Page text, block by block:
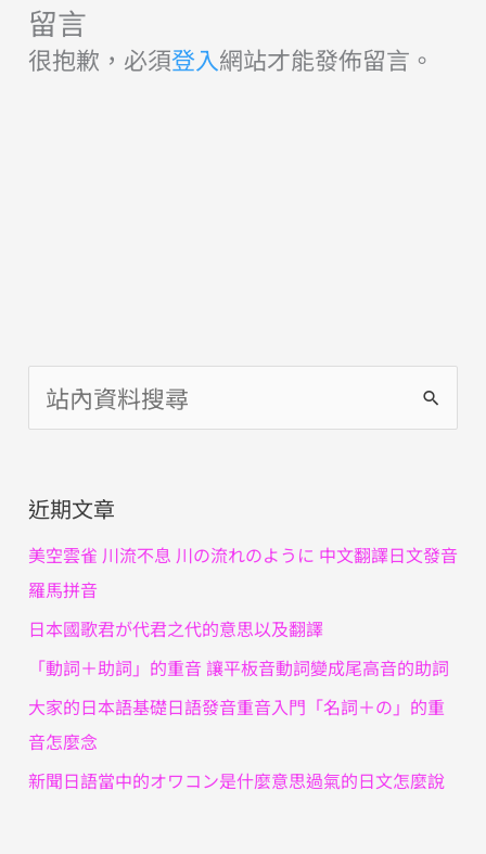
留言
很抱歉，必須登入網站才能發佈留言。
尋
鍵
字
:
近期文章
美空雲雀 川流不息 川の流れのように 中文翻譯日文發音
羅馬拼音
日本國歌君が代君之代的意思以及翻譯
「動詞＋助詞」的重音 讓平板音動詞變成尾高音的助詞
大家的日本語基礎日語發音重音入門「名詞＋の」的重
音怎麼念
新聞日語當中的オワコン是什麼意思過氣的日文怎麼說